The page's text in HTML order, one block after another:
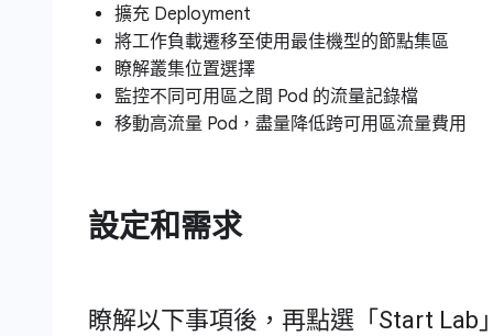
擴充 Deployment
將工作負載遷移至使用最佳機型的節點集區
瞭解叢集位置選擇
監控不同可用區之間 Pod 的流量記錄檔
移動高流量 Pod，盡量降低跨可用區流量費用
設定和需求
瞭解以下事項後，再點選「Start Lab